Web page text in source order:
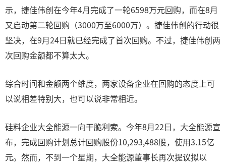
示，捷佳伟创在今年4月完成了一轮6598万元回购，而在8月
又启动第二轮回购（3000万至6000万）。捷佳伟创的行动很
坚决，在9月24日就已经完成了首次回购。不过，捷佳伟创两
次回购金额都不算太大。
综合时间和金额两个维度，两家设备企业在回购的态度上可
以说相差特别大，也可以说非常相近。
硅料企业大全能源一向干脆利索。今年8月22日，大全能源宣
布，完成回购计划总计回购股份10,293,488股，使用3.15亿
元。然而，不到一个星期，大全能源董事长再次提议拟以